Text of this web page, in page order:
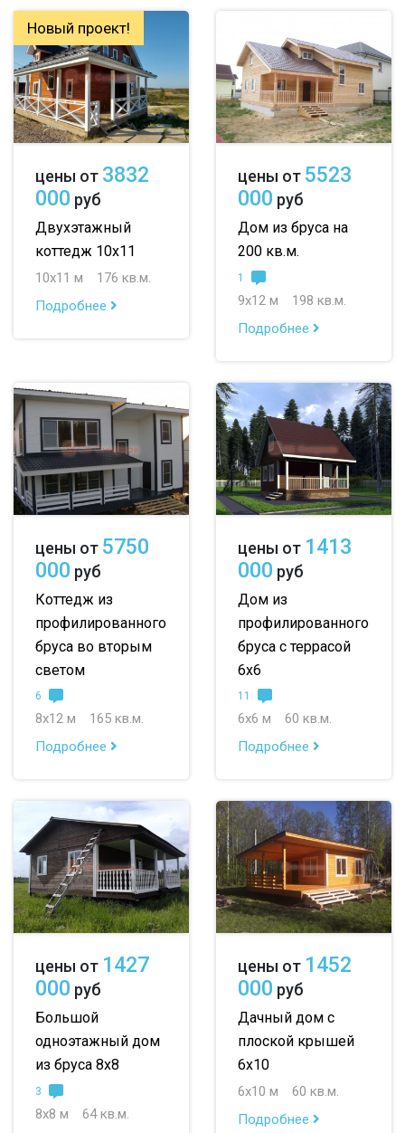
Новый проект!
цены от 3832
000 руб
Двухэтажный
коттедж 10х11
10х11 м
176 кв.м.
Подробнее
цены от 5523
000 руб
Дом из бруса на
200 кв.м.
1
9х12 м
198 кв.м.
Подробнее
цены от 5750
000 руб
Коттедж из
профилированного
бруса во вторым
светом
6
8х12 м
165 кв.м.
Подробнее
цены от 1413
000 руб
Дом из
профилированного
бруса с террасой
6х6
11
6х6 м
60 кв.м.
Подробнее
цены от 1427
000 руб
Большой
одноэтажный дом
из бруса 8х8
3
8х8 м
64 кв.м.
цены от 1452
000 руб
Дачный дом с
плоской крышей
6х10
6х10 м
60 кв.м.
Подробнее